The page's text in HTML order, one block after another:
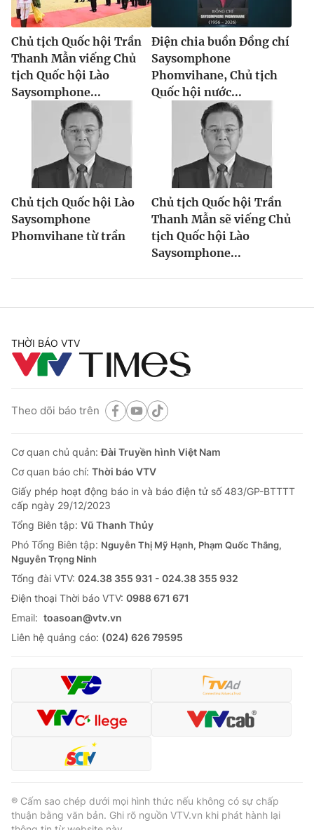
Chủ tịch Quốc hội Trần
Thanh Mẫn viếng Chủ
tịch Quốc hội Lào
Saysomphone...
Điện chia buồn Đồng chí
Saysomphone
Phomvihane, Chủ tịch
Quốc hội nước...
Chủ tịch Quốc hội Lào
Saysomphone
Phomvihane từ trần
Chủ tịch Quốc hội Trần
Thanh Mẫn sẽ viếng Chủ
tịch Quốc hội Lào
Saysomphone...
THỜI BÁO VTV
Theo dõi báo trên
Cơ quan chủ quản:Đài Truyền hình Việt Nam
Cơ quan báo chí: Thời báo VTV
Giấy phép hoạt động báo in và báo điện tử số 483/GP-BTTTT
cấp ngày 29/12/2023
Tổng Biên tập: Vũ Thanh Thủy
Phó Tổng Biên tập: Nguyễn Thị Mỹ Hạnh, Phạm Quốc Thắng,
Nguyễn Trọng Ninh
Tổng đài VTV: 024.38 355 931 - 024.38 355 932
Ðiện thoại Thời báo VTV: 0988 671 671
Email: toasoan@vtv.vn
Liên hệ quảng cáo: (024) 626 79595
® Cấm sao chép dưới mọi hình thức nếu không có sự chấp
thuận bằng văn bản. Ghi rõ nguồn VTV.vn khi phát hành lại